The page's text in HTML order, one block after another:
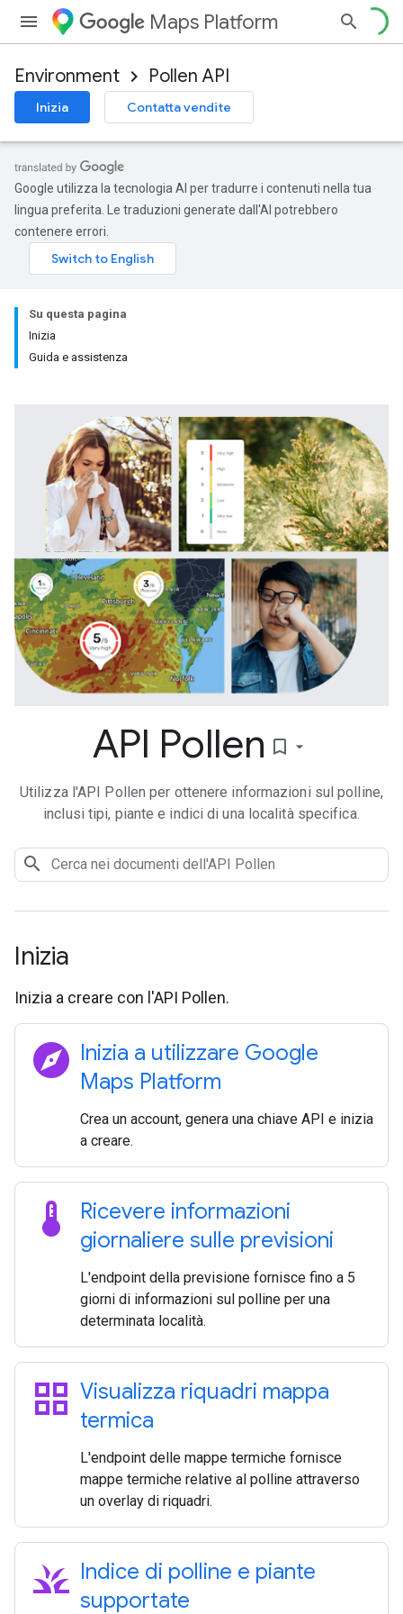
Maps Platform
Environment Pollen API
Inizia Contatta vendite
Google utilizza la tecnologia AI per tradurre i contenuti nella tua
lingua preferita. Le traduzioni generate dall'AI potrebbero
contenere errori.
Su questa pagina
Inizia
Guida e assistenza
API Pollen bookmark_border
Utilizza l'API Pollen per ottenere informazioni sul polline,
inclusi tipi, piante e indici di una località specifica.
Inizia
Inizia a creare con l'API Pollen.
explore Inizia a utilizzare Google
Maps Platform
Crea un account, genera una chiave API e inizia
a creare.
thermostat
Ricevere informazioni
giornaliere sulle previsioni
L'endpoint della previsione fornisce fino a 5
giorni di informazioni sul polline per una
determinata località.
grid_view Visualizza riquadri mappa
termica
L'endpoint delle mappe termiche fornisce
mappe termiche relative al polline attraverso
un overlay di riquadri.
grass Indice di polline e piante
supportate